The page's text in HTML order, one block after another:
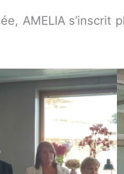
AMELIA s’inscrit